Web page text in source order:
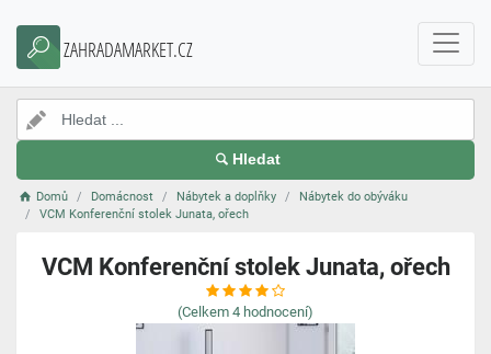
ZAHRADAMARKET.CZ
Hledat
Domů Domácnost Nábytek a doplňky
Nábytek do obýváku
VCM Konferenční stolek Junata, ořech
VCM Konferenční stolek Junata, ořech
(Celkem 4 hodnocení)